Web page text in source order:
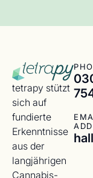
tetrapy stützt
sich auf
fundierte
Erkenntnisse
aus der
langjährigen
Cannabis-